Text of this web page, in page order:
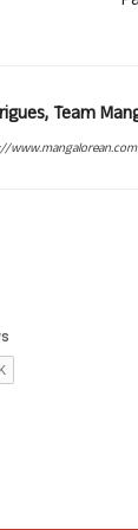
Team
www.mangalorean.com